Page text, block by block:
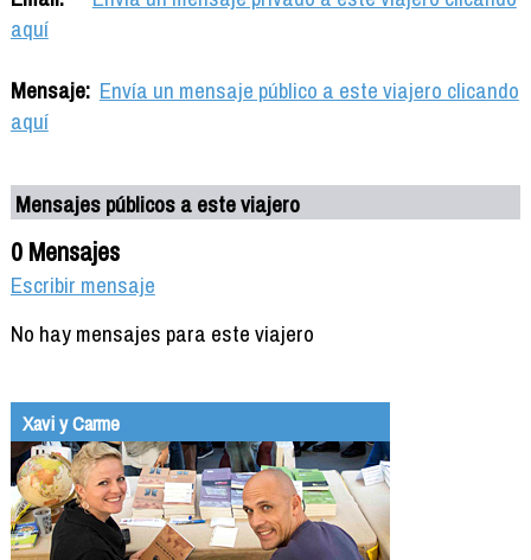
aquí
Mensaje: Envía un mensaje público a este viajero clicando
aquí
Mensajes públicos a este viajero
0 Mensajes
Escribir mensaje
No hay mensajes para este viajero
Xavi y Carme